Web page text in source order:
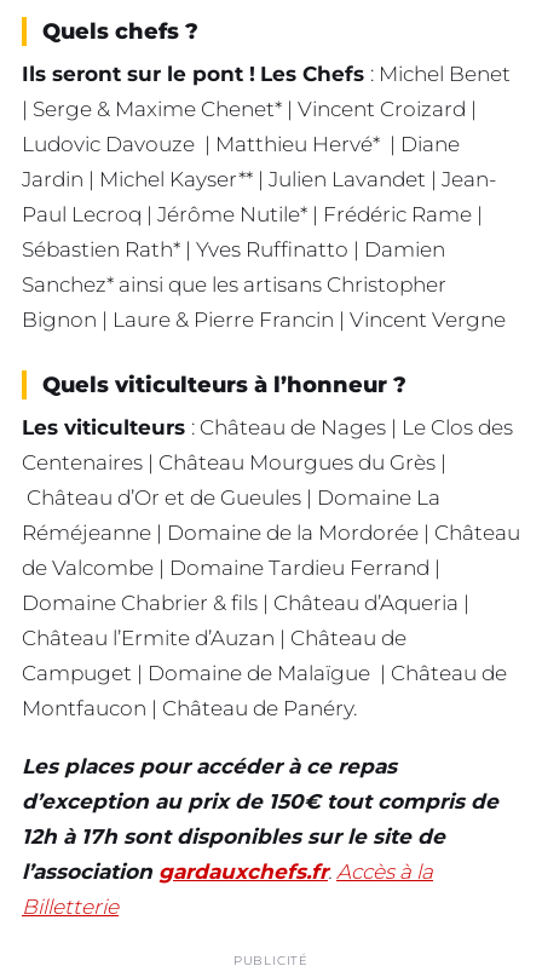
Quels chefs ?
Ils seront sur le pont ! Les Chefs : Michel Benet
| Serge & Maxime Chenet* | Vincent Croizard |
Ludovic Davouze | Matthieu Hervé* | Diane
Jardin | Michel Kayser** | Julien Lavandet | Jean-
Paul Lecroq | Jérôme Nutile* | Frédéric Rame |
Sébastien Rath* | Yves Ruffinatto | Damien
Sanchez* ainsi que les artisans Christopher
Bignon | Laure & Pierre Francin | Vincent Vergne
Quels viticulteurs à l’honneur ?
Les viticulteurs : Château de Nages | Le Clos des
Centenaires | Château Mourgues du Grès |
Château d’Or et de Gueules | Domaine La
Réméjeanne | Domaine de la Mordorée | Château
de Valcombe | Domaine Tardieu Ferrand |
Domaine Chabrier & fils | Château d’Aqueria |
Château l’Ermite d’Auzan | Château de
Campuget | Domaine de Malaïgue | Château de
Montfaucon | Château de Panéry.
Les places pour accéder à ce repas
d’exception au prix de 150€ tout compris de
12h à 17h sont disponibles sur le site de
l’association gardauxchefs.fr. Accès à la
Billetterie
PUBLICITÉ